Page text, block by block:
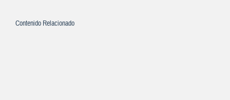
Contenido Relacionado